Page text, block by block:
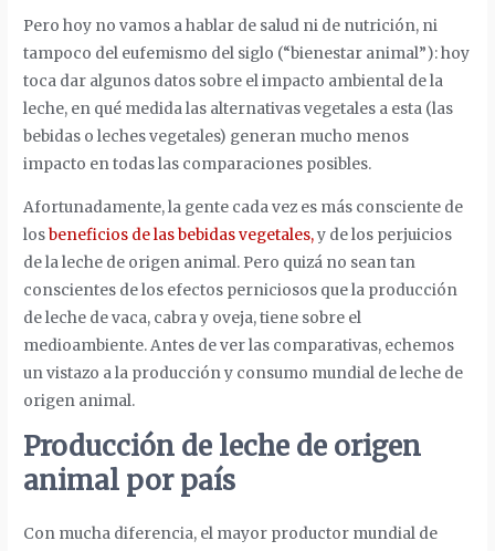
Pero hoy no vamos a hablar de salud ni de nutrición, ni
tampoco del eufemismo del siglo (“bienestar animal”): hoy
toca dar algunos datos sobre el impacto ambiental de la
leche, en qué medida las alternativas vegetales a esta (las
bebidas o leches vegetales) generan mucho menos
impacto en todas las comparaciones posibles.
Afortunadamente, la gente cada vez es más consciente de
losbeneficios de las bebidas vegetales,y de los perjuicios
de la leche de origen animal. Pero quizá no sean tan
conscientes de los efectos perniciosos que la producción
de leche de vaca, cabra y oveja, tiene sobre el
medioambiente. Antes de ver las comparativas, echemos
un vistazo a la producción y consumo mundial de leche de
origen animal.
Producción de leche de origen
animal por país
Con mucha diferencia, el mayor productor mundial de